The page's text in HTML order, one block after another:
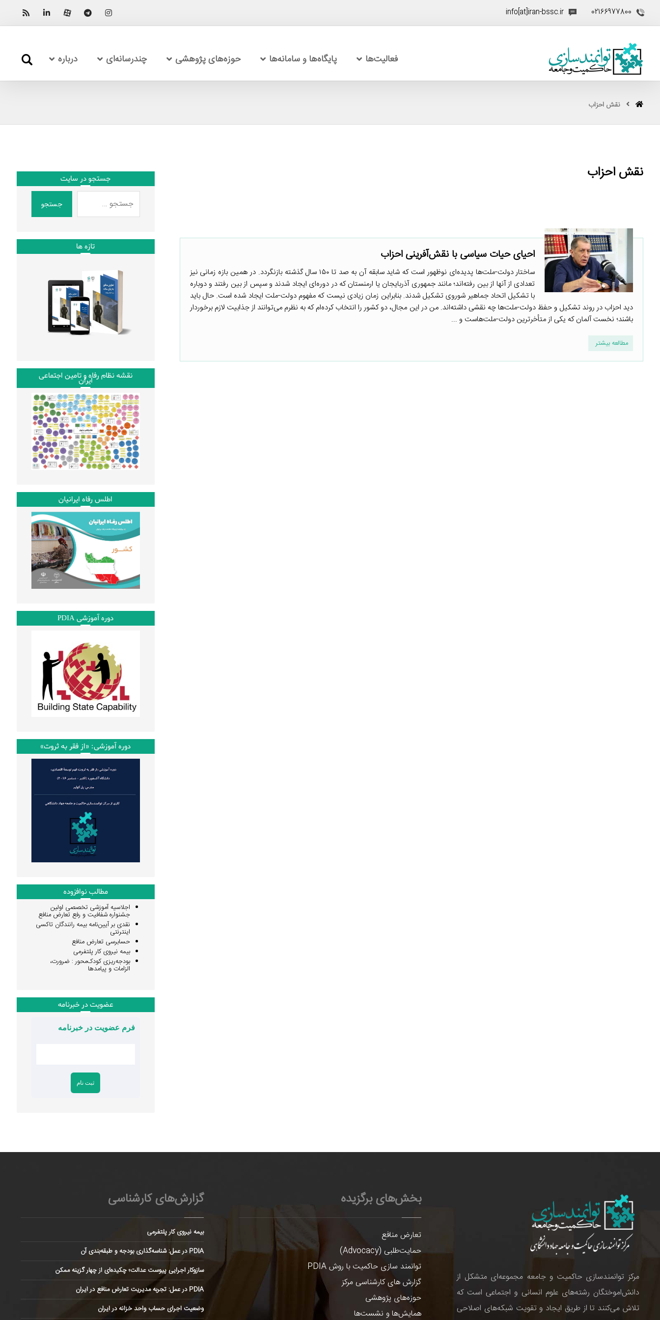
02166977800
info[at]iran-bssc.ir
فعالیت‌ها پایگاه‌ها و سامانه‌ها حوزه‌های پژوهشی چندرسانه‌ای درباره
نقش احزاب
نقش احزاب
احیای حیات سیاسی با نقش‌آفرینی احزاب
ساختار دولت‌-ملت‌ها پدیده‌ای نوظهور است که شاید سابقه آن به صد تا ۱۵۰ سال گذشته بازنگردد. در همین بازه زمانی نیز
تعدادی از آنها از بین رفته‌اند؛ مانند جمهوری آذربایجان یا ارمنستان که در دوره‌ای ایجاد شدند و سپس از بین رفتند و دوباره
با تشکیل اتحاد جماهیر شوروی تشکیل شدند. بنابراین زمان زیادی نیست که مفهوم دولت-‌‌ملت ایجاد شده است. حال باید
دید احزاب در روند تشکیل و حفظ دولت-‌ملت‌ها چه نقشی داشته‌اند. من در این مجال، دو کشور را انتخاب کرده‌ام که به نظرم می‌توانند از جذابیت لازم برخوردار
باشند؛ نخست آلمان که یکی از متأخرترین دولت-‌ملت‌هاست و ...
مطالعه بیشتر
جستجو در سایت
جستجو
تازه ها
نقشه نظام رفاه و تامین اجتماعی
ایران
اطلس رفاه ایرانیان
دوره آموزشی PDIA
دوره آموزشی: «از فقر به ثروت»
مطالب نوافزوده
اجلاسیه آموزشی تخصصی اولین
جشنواره شفافیت و رفع تعارض منافع
نقدی بر آیین‌نامه بیمه رانندگان تاکسی
اینترنتی
حسابرسی تعارض منافع
بیمه نیروی کار پلتفرمی
بودجه‌ریزی کودک‌محور : ضرورت،
الزامات و پیامدها
عضویت در خبرنامه
فرم عضویت در خبرنامه
مرکز توانمندسازی حاکمیت و جامعه مجموعه‌ای متشکل از
دانش‌اموختگان رشته‌های علوم انسانی و اجتماعی است که
تلاش می‌کنند تا از طریق ایجاد و تقویت شبکه‌های اصلاحی
بخش‌های برگزیده
تعارض منافع
حمایت‌طلبی (Advocacy)
توانمند سازی حاکمیت با روش PDIA
گزارش های کارشناسی مرکز
حوزه‌های پژوهشی
همایش‌ها و نشست‌ها
گزارش‌های کارشناسی
بیمه نیروی کار پلتفرمی
PDIA در عمل: شناسه‌گذاری بودجه و طبقه‌بندی آن
سازوکار اجرایی پیوست عدالت؛ چکیده‌ای از چهار گزینه ممکن
PDIA در عمل: تجربه مدیریت تعارض منافع در ایران
وضعیت اجرای حساب واحد خزانه در ایران